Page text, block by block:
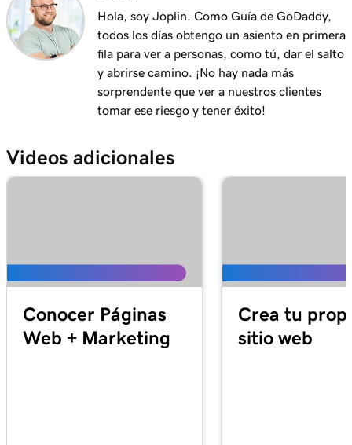
Hola, soy Joplin. Como Guía de GoDaddy,
todos los días obtengo un asiento en primera
fila para ver a personas, como tú, dar el salto
y abrirse camino. ¡No hay nada más
sorprendente que ver a nuestros clientes
tomar ese riesgo y tener éxito!
Videos adicionales
Conocer Páginas
Web + Marketing
Crea tu
sitio web